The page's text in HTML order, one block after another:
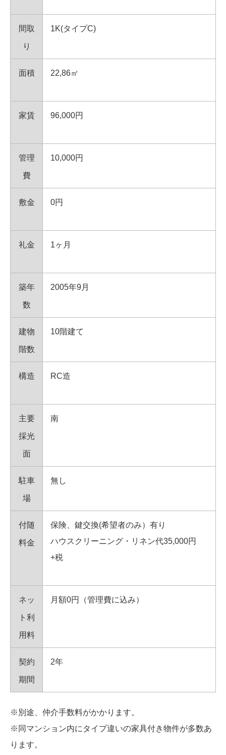
間取
り
1K(タイプC)
面積 22,86㎡
家賃 96,000円
管理
費
10,000円
敷金 0円
礼金 1ヶ月
築年
数
2005年9月
建物
階数
10階建て
構造 RC造
主要
採光
面
南
駐車
場
無し
付随
料金
保険、鍵交換(希望者のみ）有り
ハウスクリーニング・リネン代35,000円
+税
ネッ
ト利
用料
月額0円（管理費に込み）
契約
期間
2年
※別途、仲介手数料がかかります。
※同マンション内にタイプ違いの家具付き物件が多数あ
ります。